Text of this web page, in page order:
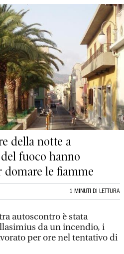
della notte a
fuoco hanno
domare le fiamme
1 MINUTI DI LETTURA
autoscontro è stata
da un incendio, i
per ore nel tentativo di